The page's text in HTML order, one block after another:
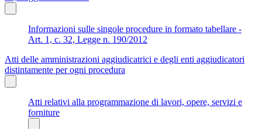
Informazioni sulle singole procedure in formato tabellare -
Art. 1, c. 32, Legge n. 190/2012
Atti delle amministrazioni aggiudicatrici e degli enti aggiudicatori
distintamente per ogni procedura
Atti relativi alla programmazione di lavori, opere, servizi e
forniture